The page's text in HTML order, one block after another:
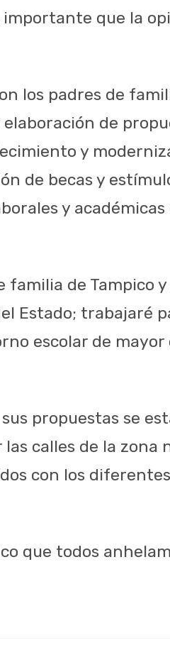
que la
los padres de
de
y
de becas y
y
familia de Tampico
Estado; trabajaré
escolar de
propuestas se
calles de la zona
con los
que todos